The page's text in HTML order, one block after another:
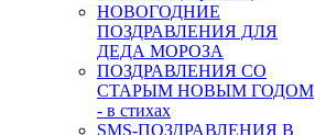
НОВОГОДНИЕ
ПОЗДРАВЛЕНИЯ ДЛЯ
ДЕДА МОРОЗА
ПОЗДРАВЛЕНИЯ СО
СТАРЫМ НОВЫМ ГОДОМ
- в стихах
SMS-ПОЗДРАВЛЕНИЯ В